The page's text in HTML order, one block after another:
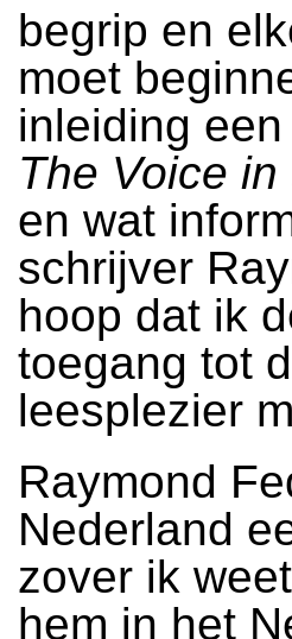
begrip en
moet
inleiding
The Voice
en wat
schrijver
hoop dat ik
toegang tot
leesplezier
Raymond
Nederland
zover ik
hem in het